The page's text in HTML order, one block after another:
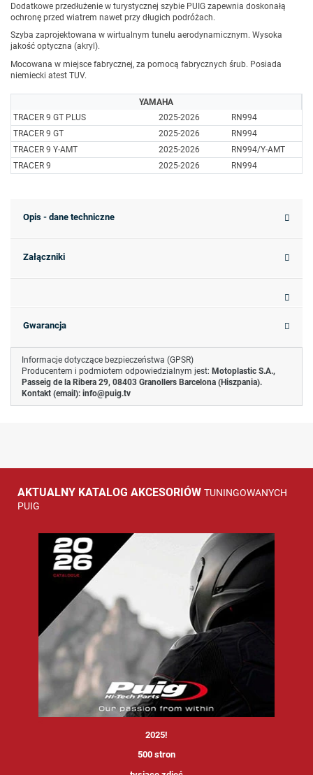
Dodatkowe przedłużenie w turystycznej szybie PUIG zapewnia doskonałą
ochronę przed wiatrem nawet przy długich podróżach.
Szyba zaprojektowana w wirtualnym tunelu aerodynamicznym. Wysoka
jakość optyczna (akryl).
Mocowana w miejsce fabrycznej, za pomocą fabrycznych śrub. Posiada
niemiecki atest TUV.
YAMAHA
TRACER 9 GT PLUS
2025-2026
RN994
TRACER 9 GT
2025-2026
RN994
TRACER 9 Y-AMT
2025-2026
RN994/Y-AMT
TRACER 9
2025-2026 RN994
Opis - dane techniczne
Załączniki
Gwarancja
Informacje dotyczące bezpieczeństwa (GPSR)
Producentem i podmiotem odpowiedzialnym jest: Motoplastic S.A.,
Passeig de la Ribera 29, 08403 Granollers Barcelona (Hiszpania).
Kontakt (email): info@puig.tv
AKTUALNY KATALOG AKCESORIÓW TUNINGOWANYCH
PUIG
2025!
500 stron